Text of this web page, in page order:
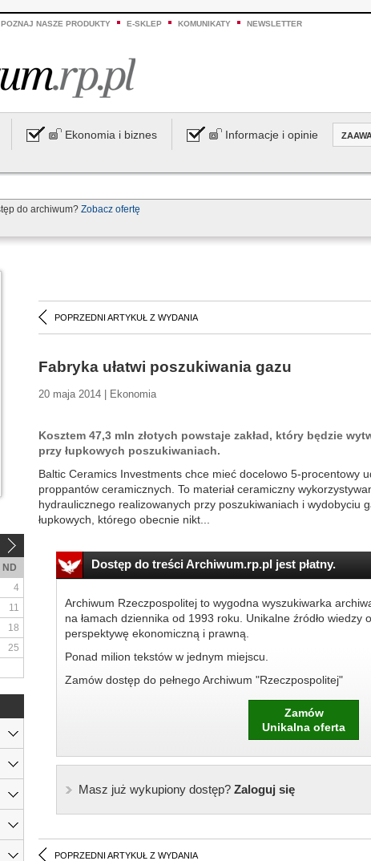
POZNAJ NASZE PRODUKTY E-SKLEP KOMUNIKATY NEWSLETTER
Ekonomia i biznes Informacje i opinie
do archiwum? Zobacz ofertę
POPRZEDNI ARTYKUŁ Z WYDANIA
Fabryka ułatwi poszukiwania gazu
20 maja 2014 | Ekonomia
Kosztem 47,3 mln złotych powstaje zakład, który będzie
przy łupkowych poszukiwaniach.
Baltic Ceramics Investments chce mieć docelowo 5-procentowy
proppantów ceramicznych. To materiał ceramiczny
hydraulicznego realizowanych przy poszukiwaniach i wydobyciu
łupkowych, którego obecnie nikt...
Dostęp do treści Archiwum.rp.pl jest płatny.
Archiwum Rzeczpospolitej to wygodna wyszukiwarka
na łamach dziennika od 1993 roku. Unikalne źródło wiedzy
perspektywę ekonomiczną i prawną.
Ponad milion tekstów w jednym miejscu.
Zamów dostęp do pełnego Archiwum "Rzeczpospolitej"
Zamów
Unikalna oferta
Masz już wykupiony dostęp?Zaloguj się
POPRZEDNI ARTYKUŁ Z WYDANIA
ND
4
11
18
25